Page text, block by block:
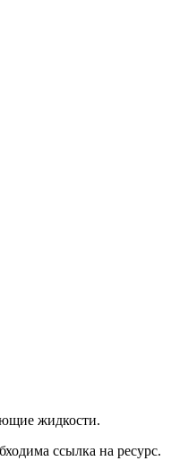
жидкости.
ссылка на ресурс.